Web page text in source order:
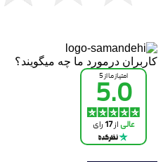
کاربران درمورد ما چه میگویند؟